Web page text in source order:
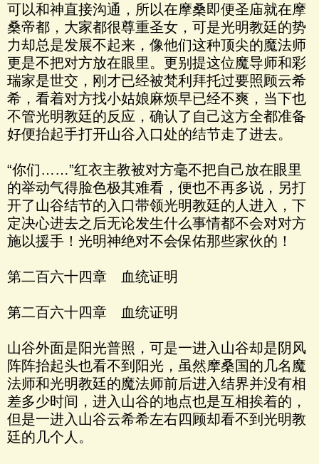
可以和神直接沟通，所以在摩桑即便圣庙就在摩
桑帝都，大家都很尊重圣女，可是光明教廷的势
力却总是发展不起来，像他们这种顶尖的魔法师
更是不把对方放在眼里。更别提这位魔导师和彩
瑞家是世交，刚才已经被梵利拜托过要照顾云希
希，看着对方找小姑娘麻烦早已经不爽，当下也
不管光明教廷的反应，确认了自己这方全都准备
好便抬起手打开山谷入口处的结节走了进去。
“你们……”红衣主教被对方毫不把自己放在眼里
的举动气得脸色极其难看，便也不再多说，另打
开了山谷结节的入口带领光明教廷的人进入，下
定决心进去之后无论发生什么事情都不会对对方
施以援手！光明神绝对不会保佑那些家伙的！
第二百六十四章 血统证明
第二百六十四章 血统证明
山谷外面是阳光普照，可是一进入山谷却是阴风
阵阵抬起头也看不到阳光，虽然摩桑国的几名魔
法师和光明教廷的魔法师前后进入结界并没有相
差多少时间，进入山谷的地点也是互相挨着的，
但是一进入山谷云希希左右四顾却看不到光明教
廷的几个人。